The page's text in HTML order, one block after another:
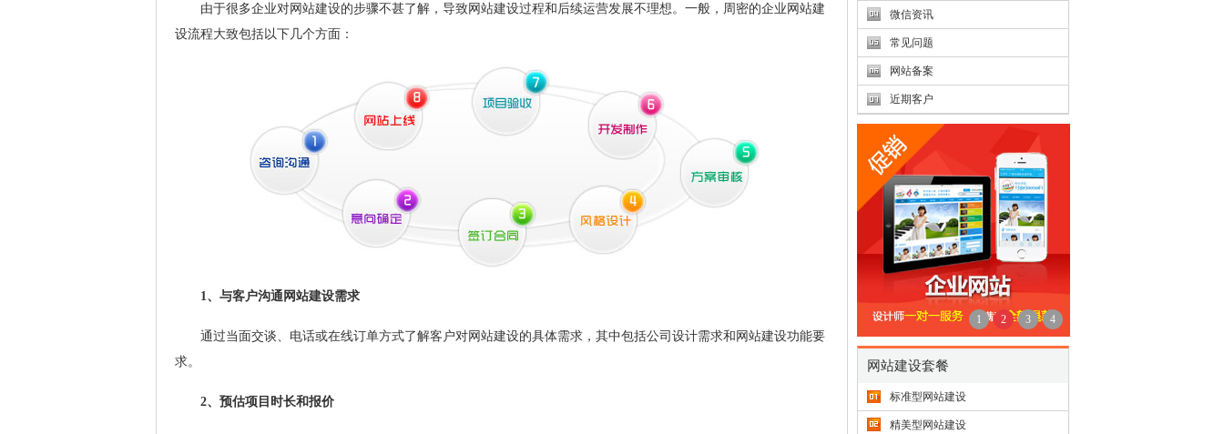
微信资讯
常见问题
网站备案
近期客户
1 2 3 4
网站建设套餐
标准型网站建设
精美型网站建设
由于很多企业对网站建设的步骤不甚了解，导致网站建设过程和后续运营发展不理想。一般，周密的企业网站建
设流程大致包括以下几个方面：
1、与客户沟通网站建设需求
通过当面交谈、电话或在线订单方式了解客户对网站建设的具体需求，其中包括公司设计需求和网站建设功能要
求。
2、预估项目时长和报价